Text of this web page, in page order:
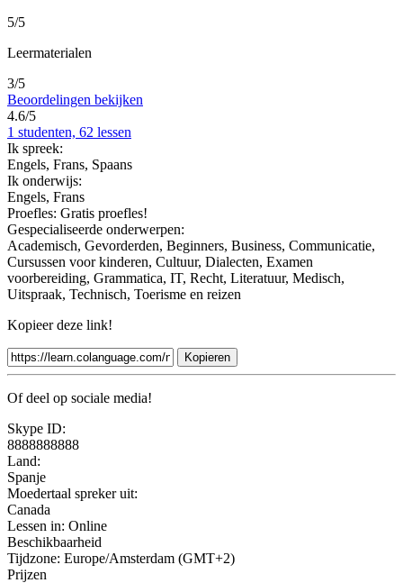
5/5
Leermaterialen
3/5
Beoordelingen bekijken
4.6/5
1 studenten, 62 lessen
Ik spreek:
Engels, Frans, Spaans
Ik onderwijs:
Engels, Frans
Proefles: Gratis proefles!
Gespecialiseerde onderwerpen:
Academisch, Gevorderden, Beginners, Business, Communicatie,
Cursussen voor kinderen, Cultuur, Dialecten, Examen
voorbereiding, Grammatica, IT, Recht, Literatuur, Medisch,
Uitspraak, Technisch, Toerisme en reizen
Kopieer deze link!
Kopieren
Of deel op sociale media!
Skype ID:
8888888888
Land:
Spanje
Moedertaal spreker uit:
Canada
Lessen in: Online
Beschikbaarheid
Tijdzone: Europe/Amsterdam (GMT+2)
Prijzen